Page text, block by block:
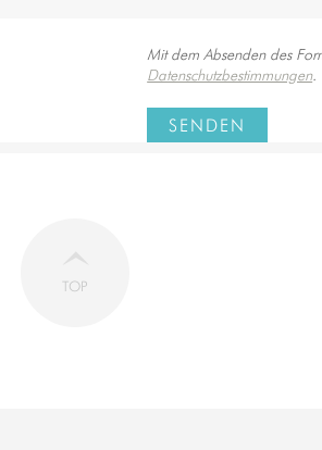
Mit dem Absenden des
Datenschutzbestimmungen.
SENDEN
TOP